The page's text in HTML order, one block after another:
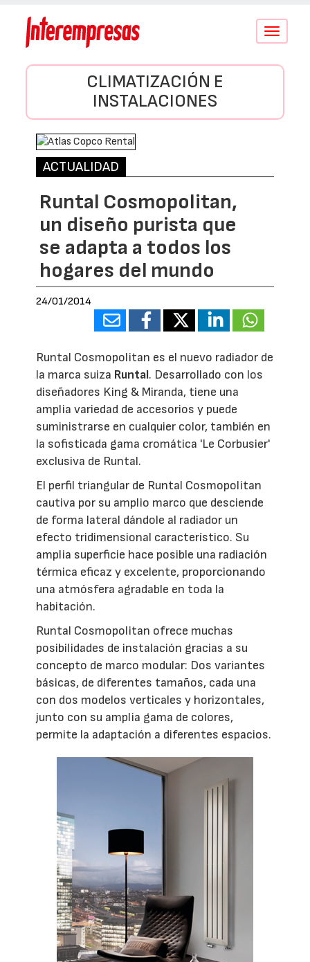
Conmutar
CLIMATIZACIÓN E
INSTALACIONES
ACTUALIDAD
Runtal Cosmopolitan,
un diseño purista que
se adapta a todos los
hogares del mundo
24/01/2014
Runtal Cosmopolitan es el nuevo radiador de
la marca suiza Runtal. Desarrollado con los
diseñadores King & Miranda, tiene una
amplia variedad de accesorios y puede
suministrarse en cualquier color, también en
la sofisticada gama cromática 'Le Corbusier'
exclusiva de Runtal.
El perfil triangular de Runtal Cosmopolitan
cautiva por su amplio marco que desciende
de forma lateral dándole al radiador un
efecto tridimensional característico. Su
amplia superficie hace posible una radiación
térmica eficaz y excelente, proporcionando
una atmósfera agradable en toda la
habitación.
Runtal Cosmopolitan ofrece muchas
posibilidades de instalación gracias a su
concepto de marco modular: Dos variantes
básicas, de diferentes tamaños, cada una
con dos modelos verticales y horizontales,
junto con su amplia gama de colores,
permite la adaptación a diferentes espacios.